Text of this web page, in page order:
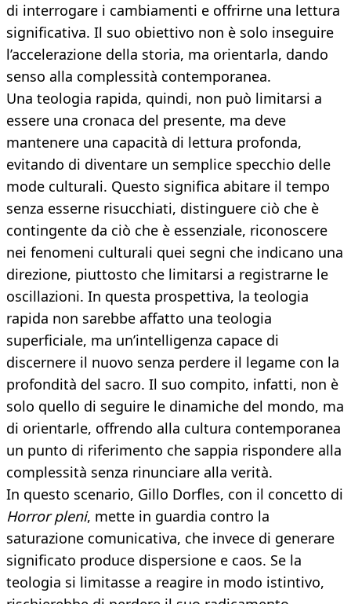
di interrogare i cambiamenti e offrirne una lettura
significativa. Il suo obiettivo non è solo inseguire
l’accelerazione della storia, ma orientarla, dando
senso alla complessità contemporanea.
Una teologia rapida, quindi, non può limitarsi a
essere una cronaca del presente, ma deve
mantenere una capacità di lettura profonda,
evitando di diventare un semplice specchio delle
mode culturali. Questo significa abitare il tempo
senza esserne risucchiati, distinguere ciò che è
contingente da ciò che è essenziale, riconoscere
nei fenomeni culturali quei segni che indicano una
direzione, piuttosto che limitarsi a registrarne le
oscillazioni. In questa prospettiva, la teologia
rapida non sarebbe affatto una teologia
superficiale, ma un’intelligenza capace di
discernere il nuovo senza perdere il legame con la
profondità del sacro. Il suo compito, infatti, non è
solo quello di seguire le dinamiche del mondo, ma
di orientarle, offrendo alla cultura contemporanea
un punto di riferimento che sappia rispondere alla
complessità senza rinunciare alla verità.
In questo scenario, Gillo Dorfles, con il concetto di
Horror pleni, mette in guardia contro la
saturazione comunicativa, che invece di generare
significato produce dispersione e caos. Se la
teologia si limitasse a reagire in modo istintivo,